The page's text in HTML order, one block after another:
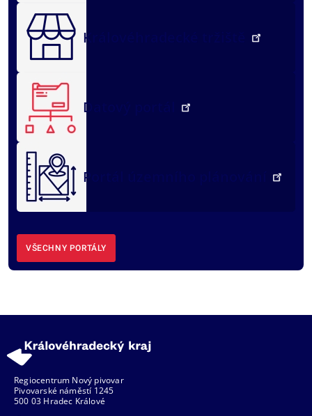
Královéhradecké tržiště
Datový portál
Portál územního plánování
VŠECHNY PORTÁLY
Regiocentrum Nový pivovar
Pivovarské náměstí 1245
500 03 Hradec Králové